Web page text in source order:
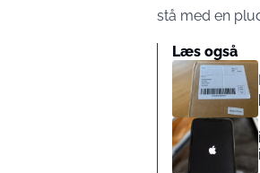
stå med en
Læs også